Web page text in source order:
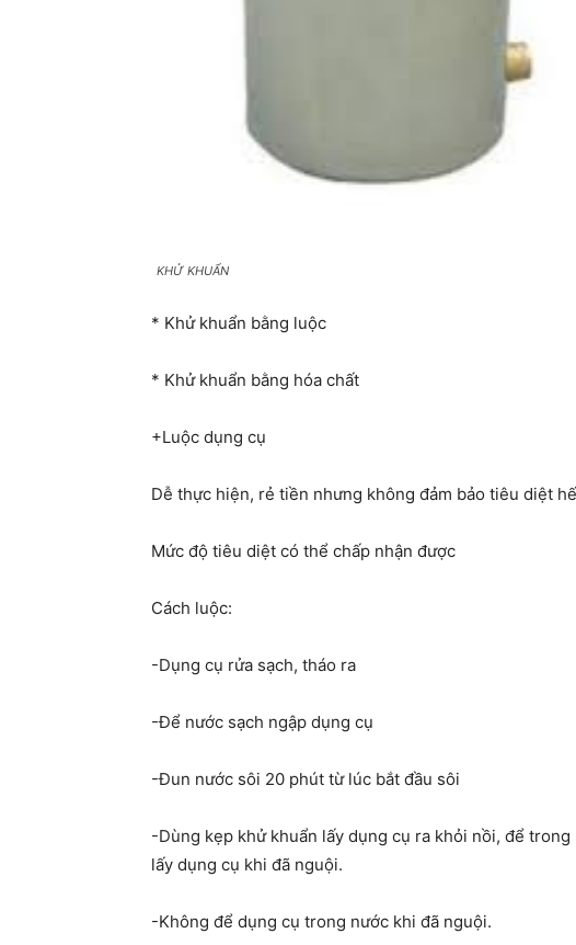
KHỬ KHUẨN
* Khử khuẩn bằng luộc
* Khử khuẩn bằng hóa chất
+Luộc dụng cụ
Dễ thực hiện, rẻ tiền nhưng không đảm bảo tiêu diệt
Mức độ tiêu diệt có thể chấp nhận được
Cách luộc:
-Dụng cụ rửa sạch, tháo ra
-Để nước sạch ngập dụng cụ
-Đun nước sôi 20 phút từ lúc bắt đầu sôi
-Dùng kẹp khử khuẩn lấy dụng cụ ra khỏi nồi, để
lấy dụng cụ khi đã nguội.
-Không để dụng cụ trong nước khi đã nguội.